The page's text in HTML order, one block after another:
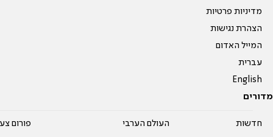
מדיניות פרטיות
הצהרת נגישות
המייל האדום
עברית
English
מדורים
חדשות
העולם הערבי
פורום